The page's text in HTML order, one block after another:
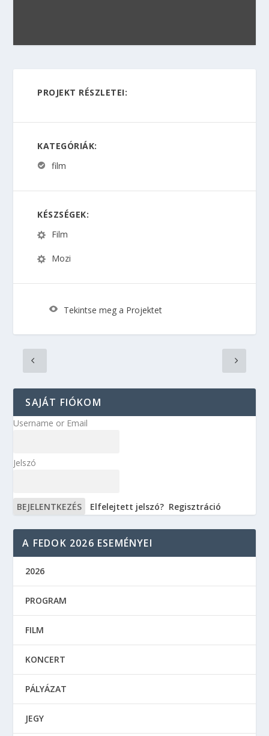
PROJEKT RÉSZLETEI:
KATEGÓRIÁK:
film
KÉSZSÉGEK:
Film
Mozi
Tekintse meg a Projektet
SAJÁT FIÓKOM
Username or Email
Jelszó
Elfelejtett jelszó? Regisztráció
A FEDOK 2026 ESEMÉNYEI
2026
PROGRAM
FILM
KONCERT
PÁLYÁZAT
JEGY